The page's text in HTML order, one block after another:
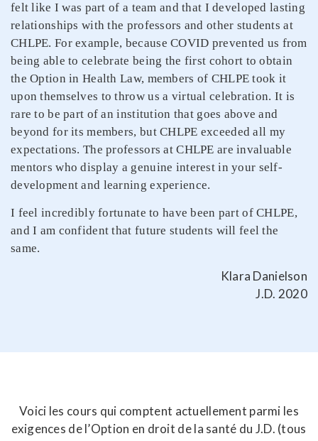
felt like I was part of a team and that I developed lasting
relationships with the professors and other students at
CHLPE. For example, because COVID prevented us from
being able to celebrate being the first cohort to obtain
the Option in Health Law, members of CHLPE took it
upon themselves to throw us a virtual celebration. It is
rare to be part of an institution that goes above and
beyond for its members, but CHLPE exceeded all my
expectations. The professors at CHLPE are invaluable
mentors who display a genuine interest in your self-
development and learning experience.
I feel incredibly fortunate to have been part of CHLPE,
and I am confident that future students will feel the
same.
Klara Danielson
J.D. 2020
Voici les cours qui comptent actuellement parmi les
exigences de l’Option en droit de la santé du J.D. (tous